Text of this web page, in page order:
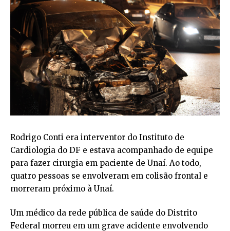
Rodrigo Conti era interventor do Instituto de
Cardiologia do DF e estava acompanhado de equipe
para fazer cirurgia em paciente de Unaí. Ao todo,
quatro pessoas se envolveram em colisão frontal e
morreram próximo à Unaí.
Um médico da rede pública de saúde do Distrito
Federal morreu em um grave acidente envolvendo